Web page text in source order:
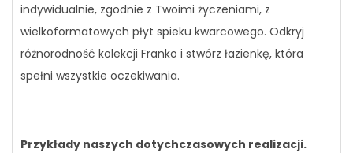
indywidualnie, zgodnie z Twoimi życzeniami, z
wielkoformatowych płyt spieku kwarcowego. Odkryj
różnorodność kolekcji Franko i stwórz łazienkę, która
spełni wszystkie oczekiwania.
Przykłady naszych dotychczasowych realizacji.